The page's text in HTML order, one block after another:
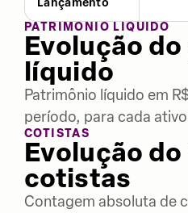
PATRIMÔNIO LÍQUIDO
Evolução
líquido
Patrimônio líquido em
período, para cada
COTISTAS
Evolução
cotistas
Contagem absoluta de